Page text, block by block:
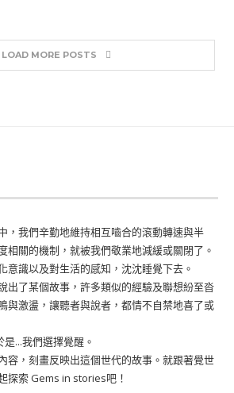
LOAD MORE POSTS
，我們辛勤地維持相互嚙合的滾動轉速與半
相關的機制，就被我們敬業地減緩或關閉了。
意識以及對生活的感知，沈沈睡覺下去。
出了某個故事，許多類似的經驗及聯想紛至沓
與激盪，讓聽者與說者，都情不自禁地喜了或
...我們選擇覺醒。
容，刻畫反映出這個世代的故事。就跟著覺世
探索 Gems in stories吧！